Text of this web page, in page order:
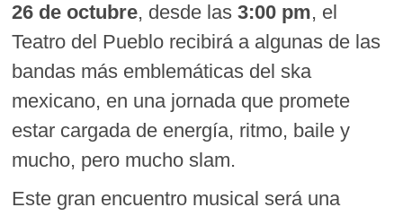
26 de octubre, desde las3:00 pm, el
Teatro del Pueblo recibirá a algunas de las
bandas más emblemáticas del ska
mexicano, en una jornada que promete
estar cargada de energía, ritmo, baile y
mucho, pero mucho slam.
Este gran encuentro musical será una